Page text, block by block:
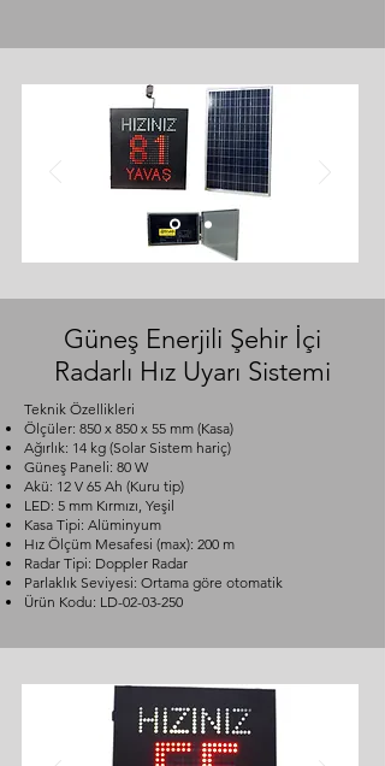
Güneş Enerjili Şehir İçi
Radarlı Hız Uyarı Sistemi
Teknik Özellikleri
Ölçüler: 850 x 850 x 55 mm (Kasa)
Ağırlık: 14 kg (Solar Sistem hariç)
Güneş Paneli: 80 W
Akü: 12 V 65 Ah (Kuru tip)
LED: 5 mm Kırmızı, Yeşil
Kasa Tipi: Alüminyum
Hız Ölçüm Mesafesi (max): 200 m
Radar Tipi: Doppler Radar
Parlaklık Seviyesi: Ortama göre otomatik
Ürün Kodu: LD-02-03-250